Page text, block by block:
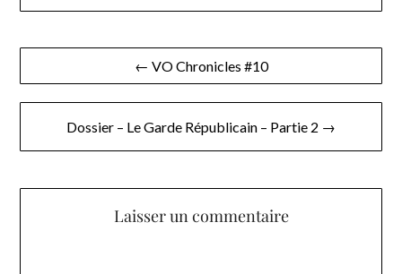
Navigation
de
l’article
← VO Chronicles #10
Dossier – Le Garde Républicain – Partie 2 →
Laisser un commentaire